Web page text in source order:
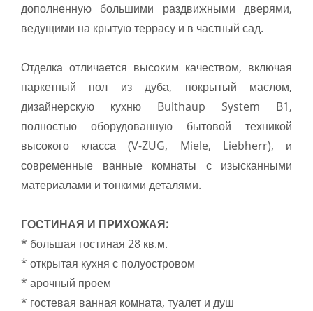
дополненную большими раздвижными дверями,
ведущими на крытую террасу и в частный сад.
Отделка отличается высоким качеством, включая
паркетный пол из дуба, покрытый маслом,
дизайнерскую кухню Bulthaup System B1,
полностью оборудованную бытовой техникой
высокого класса (V-ZUG, Miele, Liebherr), и
современные ванные комнаты с изысканными
материалами и тонкими деталями.
ГОСТИНАЯ И ПРИХОЖАЯ:
* большая гостиная 28 кв.м.
* открытая кухня с полуостровом
* арочный проем
* гостевая ванная комната, туалет и душ